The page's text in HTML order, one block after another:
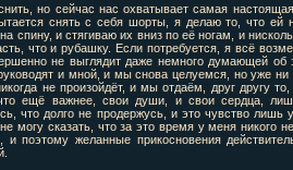
но сейчас нас охватывает самая настоящая
снять с себя шорты, я делаю то, что ей
спину, и стягиваю их вниз по её ногам, и
что и рубашку. Если потребуется, я всё
не выглядит даже немного думающей об
и мной, и мы снова целуемся, но уже ни
не произойдёт, и мы отдаём, друг другу
ещё важнее, свои души, и свои сердца,
что долго не продержусь, и это чувство лишь
могу сказать, что за это время у меня никого
и поэтому желанные прикосновения